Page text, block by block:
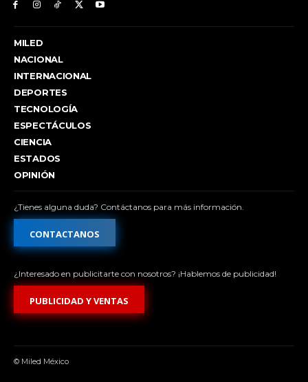
MILED
NACIONAL
INTERNACIONAL
DEPORTES
TECNOLOGÍA
ESPECTÁCULOS
CIENCIA
ESTADOS
OPINIÓN
¿Tienes alguna duda? Contáctanos para más información.
CONTACTANOS
¿Interesado en publicitarte con nosotros? ¡Hablemos de publicidad!
PUBLICIDAD Y VENTAS
© Miled México